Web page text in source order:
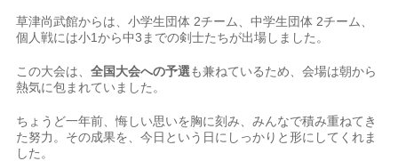
草津尚武館からは、小学生団体 2チーム、中学生団体 2チーム、
個人戦には小1から中3までの剣士たちが出場しました。
この大会は、全国大会への予選も兼ねているため、会場は朝から
熱気に包まれていました。
ちょうど一年前、悔しい思いを胸に刻み、みんなで積み重ねてき
た努力。その成果を、今日という日にしっかりと形にしてくれま
した。